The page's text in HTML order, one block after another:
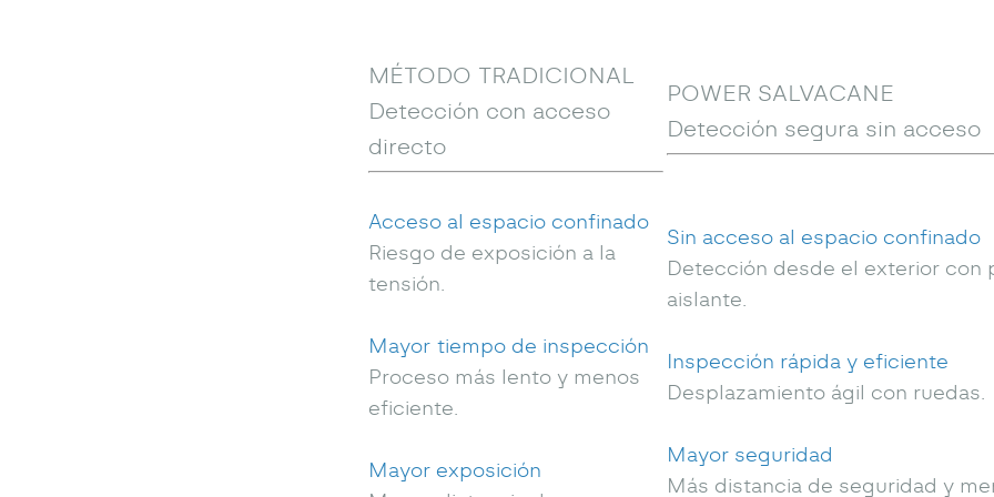
MÉTODO TRADICIONAL
Detección con acceso
directo
POWER SALVACANE
Detección segura sin acceso
Acceso al espacio confinado
Riesgo de exposición a la
tensión.
Mayor tiempo de inspección
Proceso más lento y menos
eficiente.
Mayor exposición
Sin acceso al espacio confinado
Detección desde el exterior con
aislante.
Inspección rápida y eficiente
Desplazamiento ágil con ruedas.
Mayor seguridad
Más distancia de seguridad y